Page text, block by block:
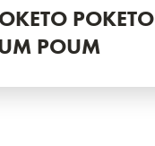
POKETO
POUM